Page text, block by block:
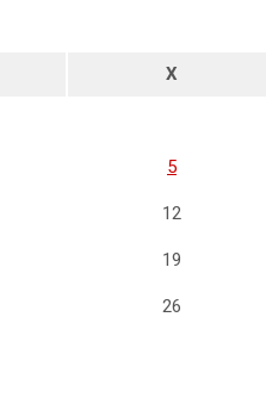
X
5
12
19
26